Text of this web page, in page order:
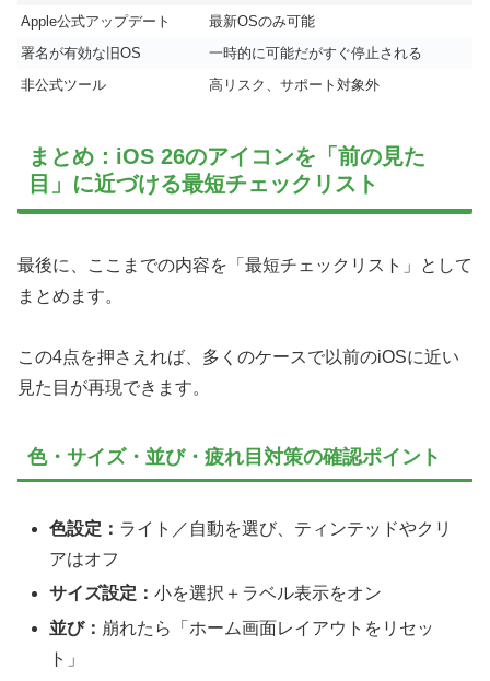
Apple公式アップデート
最新OSのみ可能
署名が有効な旧OS
一時的に可能だがすぐ停止される
非公式ツール
高リスク、サポート対象外
まとめ：iOS 26のアイコンを「前の見た
目」に近づける最短チェックリスト
最後に、ここまでの内容を「最短チェックリスト」として
まとめます。
この4点を押さえれば、多くのケースで以前のiOSに近い
見た目が再現できます。
色・サイズ・並び・疲れ目対策の確認ポイント
色設定： ライト／自動を選び、ティンテッドやクリ
アはオフ
サイズ設定：小を選択＋ラベル表示をオン
並び： 崩れたら「ホーム画面レイアウトをリセッ
ト」